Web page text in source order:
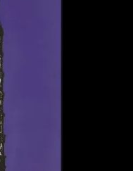
一世纪视觉